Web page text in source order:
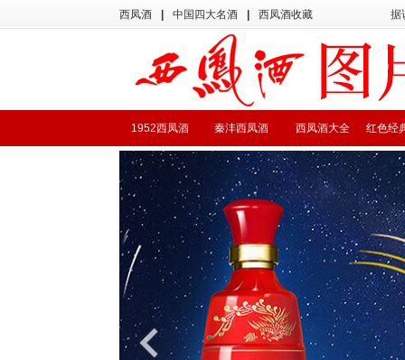
西凤酒 中国四大名酒 西凤酒收藏 据
红色经
西凤酒大全
秦沣西凤酒
1952西凤酒